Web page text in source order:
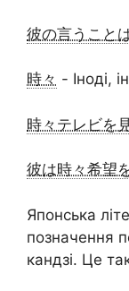
彼の言うこと
時々 - Іноді,
時々テレビを
彼は時々希望
Японська
позначення
кандзі. Це